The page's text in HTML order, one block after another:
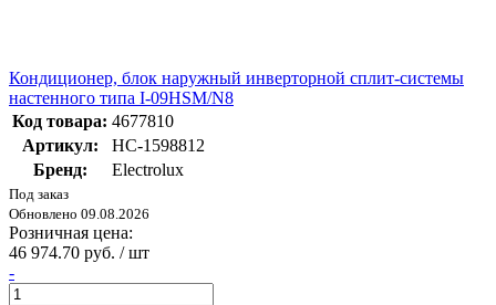
Кондиционер, блок наружный инверторной сплит-системы
настенного типа I-09HSM/N8
Код товара: 4677810
Артикул:
НС-1598812
Бренд:
Electrolux
Под заказ
Обновлено 09.08.2026
Розничная цена:
46 974.70 руб. / шт
-